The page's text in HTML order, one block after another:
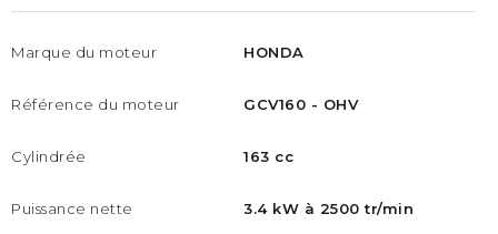
Marque du moteur
Référence du moteur​
Cylindrée
Puissance nette
HONDA
GCV160 - OHV​
163 cc
3.4 kW à 2500 tr/min